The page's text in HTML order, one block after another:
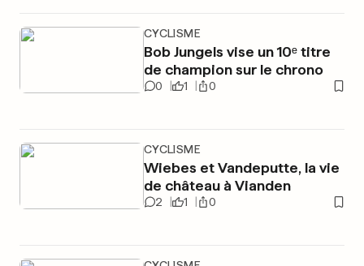
CYCLISME
Bob Jungels vise un 10ᵉ titre
de champion sur le chrono
0 1 0
CYCLISME
Wiebes et Vandeputte, la vie
de château à Vianden
2 1 0